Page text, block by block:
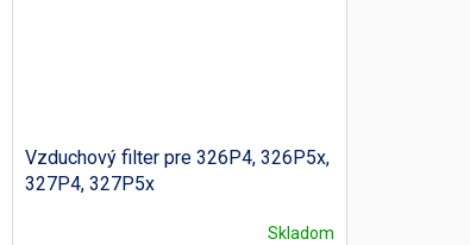
Vzduchový filter pre 326P4, 326P5x,
327P4, 327P5x
Skladom